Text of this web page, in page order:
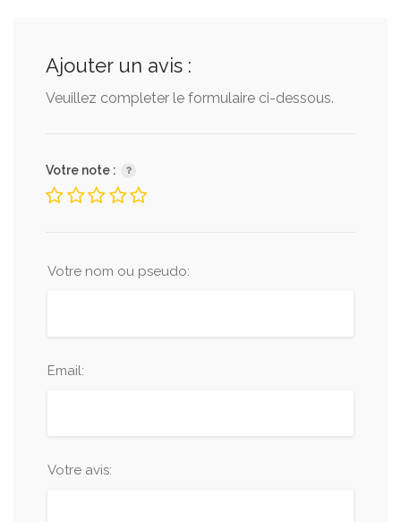
Ajouter un avis :
Veuillez completer le formulaire ci-dessous.
Votre note :
Votre nom ou pseudo:
Email:
Votre avis: